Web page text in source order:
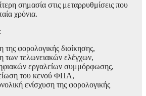
σημασία στις μεταρρυθμίσεις που
χρόνια.
της φορολογικής διοίκησης,
των τελωνειακών ελέγχων,
εργαλείων συμμόρφωσης,
του κενού ΦΠΑ,
ενίσχυση της φορολογικής